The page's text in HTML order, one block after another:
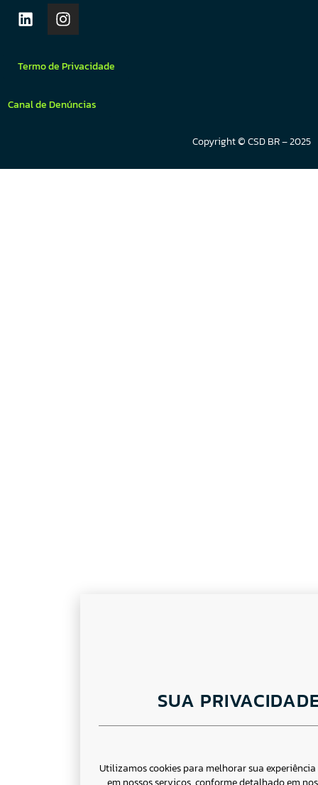
Termo de Privacidade
Canal de Denúncias
Copyright © CSD BR – 2025
SUA
Utilizamos cookies para melhorar sua